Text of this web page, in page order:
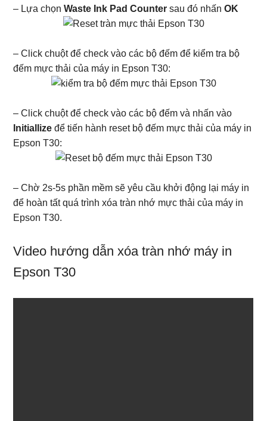
– Lựa chọnWaste Ink Pad Counter sau đó nhấnOK
– Click chuột để check vào các bộ đếm để kiểm tra bộ
đếm mực thải của máy in Epson T30:
– Click chuột để check vào các bộ đếm và nhấn vào
Initiallize để tiến hành reset bộ đếm mực thải của máy in
Epson T30:
– Chờ 2s-5s phần mềm sẽ yêu cầu khởi động lại máy in
để hoàn tất quá trình xóa tràn nhớ mực thải của máy in
Epson T30.
Video hướng dẫn xóa tràn nhớ máy in
Epson T30